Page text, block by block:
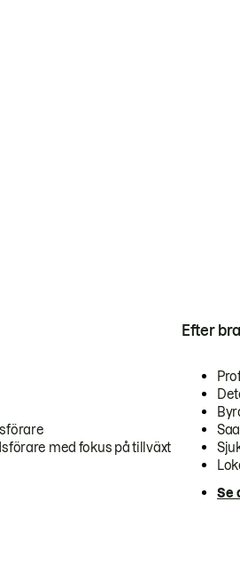
med fokus på tillväxt
Efter
Se